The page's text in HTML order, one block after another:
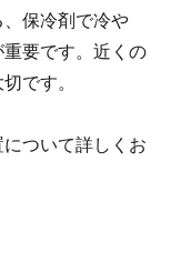
保冷剤で冷や
要です。近くの
です。
ついて詳しくお